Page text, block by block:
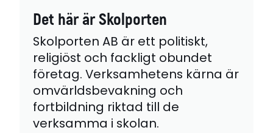
Det här är Skolporten
Skolporten AB är ett politiskt,
religiöst och fackligt obundet
företag. Verksamhetens kärna är
omvärldsbevakning och
fortbildning riktad till de
verksamma i skolan.